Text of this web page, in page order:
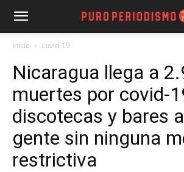
Inicio covid-19
Nicaragua llega a
muertes por covid-
discotecas y bares
gente sin ninguna
restrictiva